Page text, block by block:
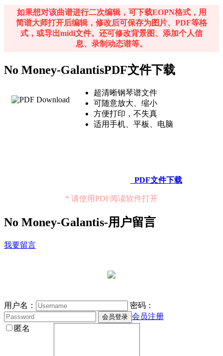
如果想对该曲谱进行二次编辑，可下载EOPN格式，用
简谱大师打开后编辑，修改后可保存为图片、PDF等格
式，或导出midi文件。还可修改背景图、添加个人信
息、录制动态谱等。
No Money-GalantisPDF文件下载
超清晰钢琴谱文件
可随意放大、缩小
方便打印，不失真
适用手机、平板、电脑
PDF文件下载
* 请使用PDF阅读软件打开
No Money-Galantis-用户留言
我要留言
用户名：
密码：
会员注册
匿名